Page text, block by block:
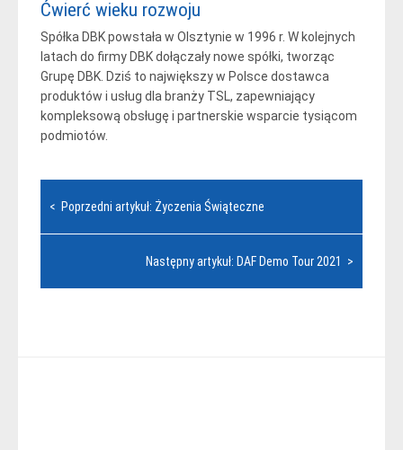
Ćwierć wieku rozwoju
Spółka DBK powstała w Olsztynie w 1996 r. W kolejnych
latach do firmy DBK dołączały nowe spółki, tworząc
Grupę DBK. Dziś to największy w Polsce dostawca
produktów i usług dla branży TSL, zapewniający
kompleksową obsługę i partnerskie wsparcie tysiącom
podmiotów.
Nawigacja
< Poprzedni artykuł: Życzenia Świąteczne
Następny artykuł: DAF Demo Tour 2021 >